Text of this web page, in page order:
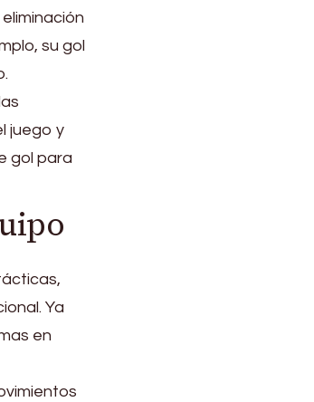
su gol
juego y
gol para
Ya
en